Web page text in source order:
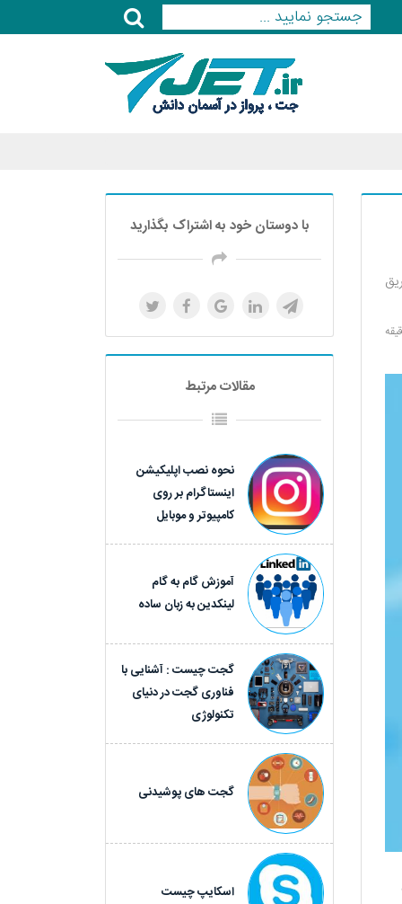
با دوستان خود به اشتراک بگذارید
مقالات مرتبط
نحوه نصب اپلیکیشن
اینستاگرام بر روی
کامپیوتر و موبایل
آموزش گام به گام
لینکدین به زبان ساده
گجت چیست : آشنایی با
فناوری گجت در دنیای
تکنولوژی
گجت های پوشیدنی
اسکایپ چیست